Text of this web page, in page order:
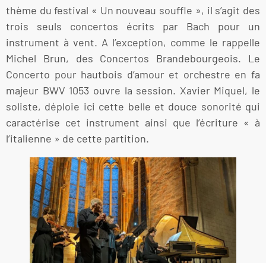
thème du festival « Un nouveau souffle », il s’agit des
trois seuls concertos écrits par Bach pour un
instrument à vent. A l’exception, comme le rappelle
Michel Brun, des Concertos Brandebourgeois. Le
Concerto pour hautbois d’amour et orchestre en fa
majeur BWV 1053 ouvre la session. Xavier Miquel, le
soliste, déploie ici cette belle et douce sonorité qui
caractérise cet instrument ainsi que l’écriture « à
l’italienne » de cette partition.